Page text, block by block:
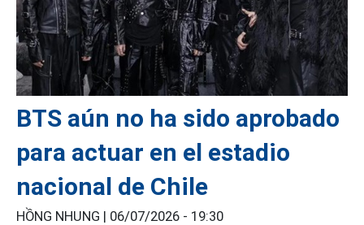
BTS aún no ha sido aprobado
para actuar en el estadio
nacional de Chile
HỒNG NHUNG | 06/07/2026 - 19:30